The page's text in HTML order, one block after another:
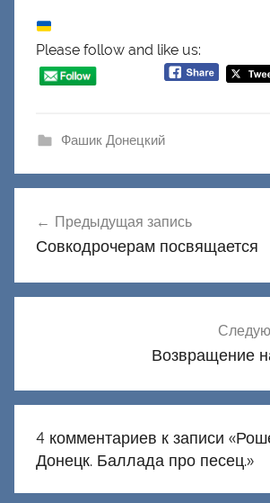
Please follow and like us:
Фашик Донецкий
по
Предыдущая запись
Совкодрочерам посвящается
Возвращение
4 комментариев к записи «
Донецк. Баллада про песец.»